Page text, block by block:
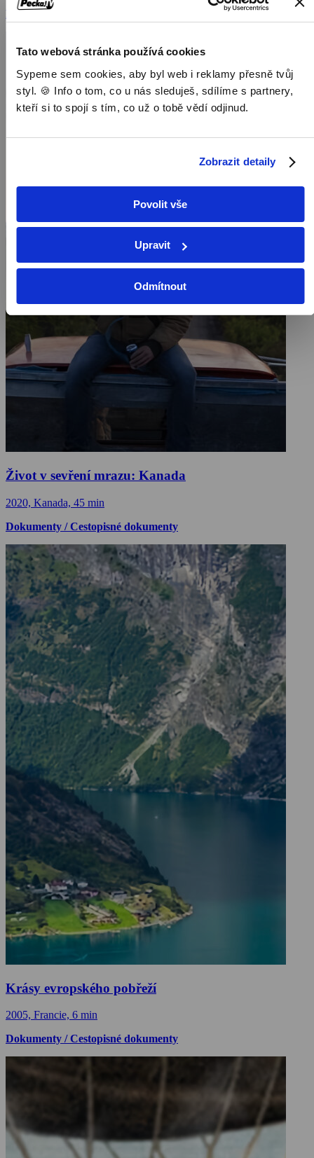
Tato webová stránka používá cookies
Sypeme sem cookies, aby byl web i reklamy přesně tvůj
styl. 🍪 Info o tom, co u nás sleduješ, sdílíme s partnery,
kteří si to spojí s tím, co už o tobě vědí odjinud.
Zobrazit detaily
Povolit vše
Upravit
Odmítnout
Dokumenty / Cestopisné dokumenty
Život v sevření mrazu: Kanada
2020, Kanada, 45 min
Dokumenty / Cestopisné dokumenty
Krásy evropského pobřeží
2005, Francie, 6 min
Dokumenty / Cestopisné dokumenty